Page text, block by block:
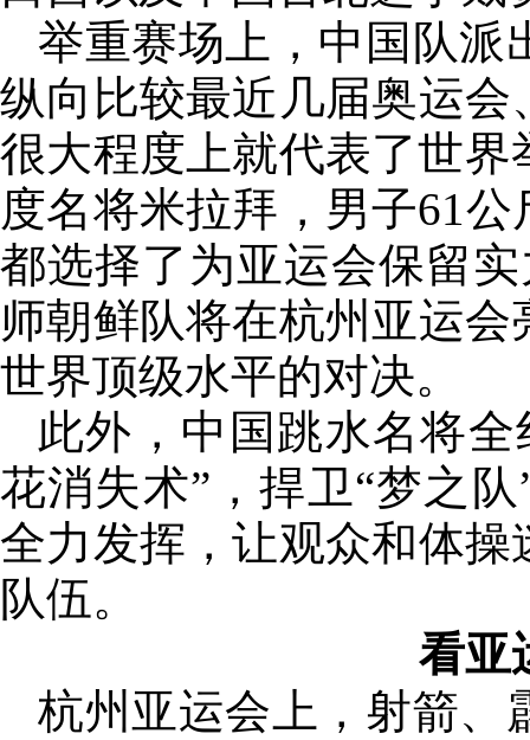
举重赛场上，中国队派
纵向比较最近几届奥运
很大程度上就代表了世
度名将米拉拜，男子61
都选择了为亚运会保留
师朝鲜队将在杭州亚运
世界顶级水平的对决。
此外，中国跳水名将
花消失术”，捍卫“梦之
全力发挥，让观众和体
队伍。
看亚
杭州亚运会上，射箭、